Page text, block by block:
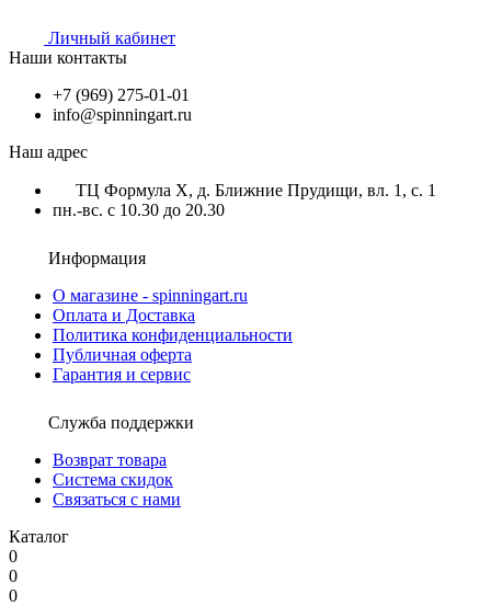
Личный кабинет
Наши контакты
+7 (969) 275-01-01
info@spinningart.ru
Наш адрес
ТЦ Формула X, д. Ближние Прудищи, вл. 1, с. 1
пн.-вс. с 10.30 до 20.30
Информация
О магазине - spinningart.ru
Оплата и Доставка
Политика конфиденциальности
Публичная оферта
Гарантия и сервис
Служба поддержки
Возврат товара
Система скидок
Связаться с нами
Каталог
0
0
0